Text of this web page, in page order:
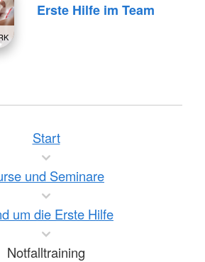
Erste Hilfe im Team
Start
und Seminare
um die Erste Hilfe
Notfalltraining